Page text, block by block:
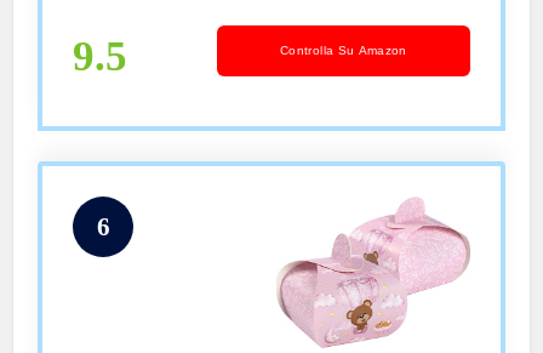
Battesimo Compleanno Matrimonio
9.5 Controlla Su Amazon
6